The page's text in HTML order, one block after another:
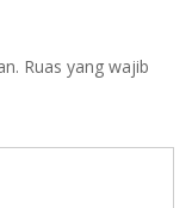
Ruas yang wajib